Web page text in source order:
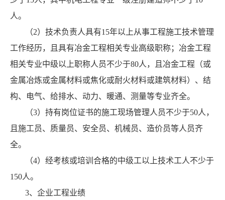
人。
（2）技术负责人具有15年以上从事工程施工技术管理
工作经历，且具有冶金工程相关专业高级职称；冶金工程
相关专业中级以上职称人员不少于80人，且冶金工程（或
金属冶炼或金属材料或焦化或耐火材料或建筑材料）、结
构、电气、给排水、动力、暖通、测量等专业齐全。
（3）持有岗位证书的施工现场管理人员不少于50人，
且施工员、质量员、安全员、机械员、造价员等人员齐
全。
（4）经考核或培训合格的中级工以上技术工人不少于
150人。
3、企业工程业绩